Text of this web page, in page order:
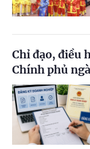
Chỉ đạo, điều
Chính phủ